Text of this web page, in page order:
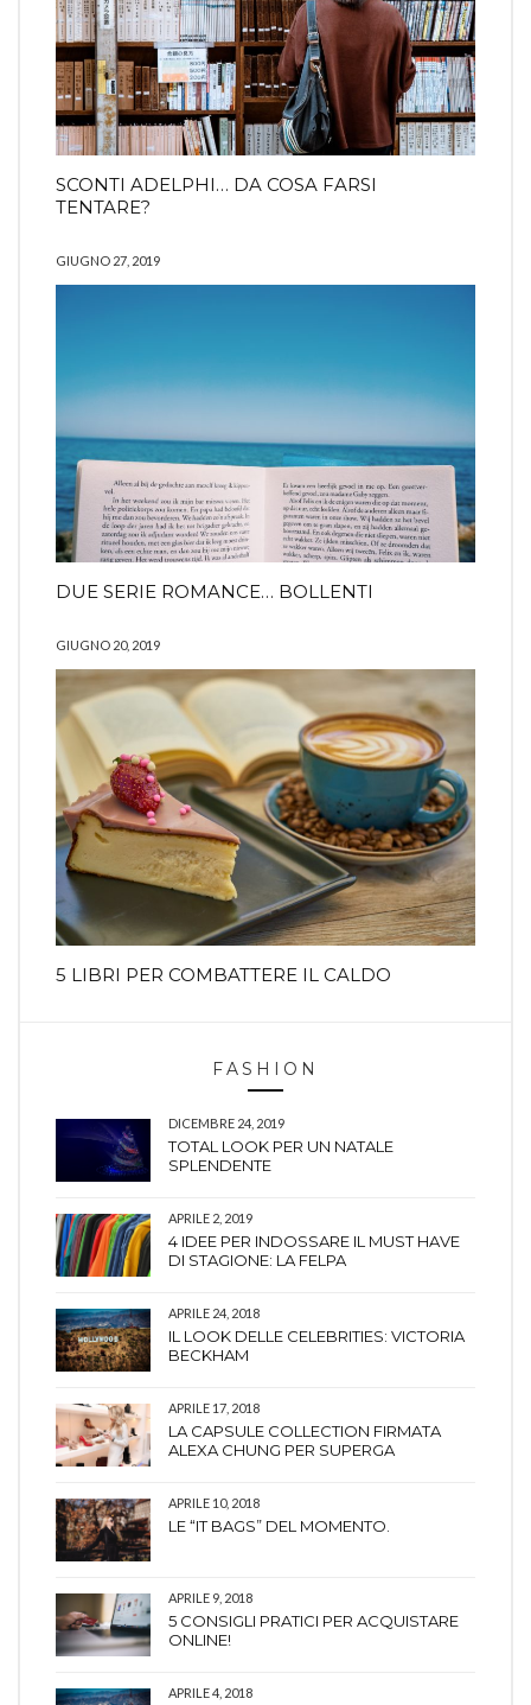
SCONTI ADELPHI… DA COSA FARSI
TENTARE?
GIUGNO 27, 2019
DUE SERIE ROMANCE… BOLLENTI
GIUGNO 20, 2019
5 LIBRI PER COMBATTERE IL CALDO
FASHION
DICEMBRE 24, 2019
TOTAL LOOK PER UN NATALE
SPLENDENTE
APRILE 2, 2019
4 IDEE PER INDOSSARE IL MUST HAVE
DI STAGIONE: LA FELPA
APRILE 24, 2018
IL LOOK DELLE CELEBRITIES: VICTORIA
BECKHAM
APRILE 17, 2018
LA CAPSULE COLLECTION FIRMATA
ALEXA CHUNG PER SUPERGA
APRILE 10, 2018
LE “IT BAGS” DEL MOMENTO.
APRILE 9, 2018
5 CONSIGLI PRATICI PER ACQUISTARE
ONLINE!
APRILE 4, 2018